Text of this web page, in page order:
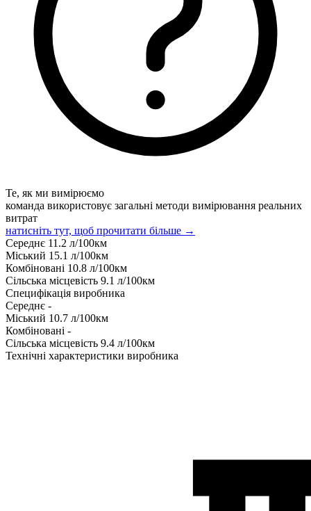
Те, як ми вимірюємо
команда використовує загальні методи вимірювання реальних
витрат
натисніть тут, щоб прочитати більше →
Середнє 11.2 л/100км
Міський 15.1 л/100км
Комбіновані 10.8 л/100км
Сільська місцевість 9.1 л/100км
Специфікація виробника
Середнє -
Міський 10.7 л/100км
Комбіновані -
Сільська місцевість 9.4 л/100км
Технічні характеристики виробника